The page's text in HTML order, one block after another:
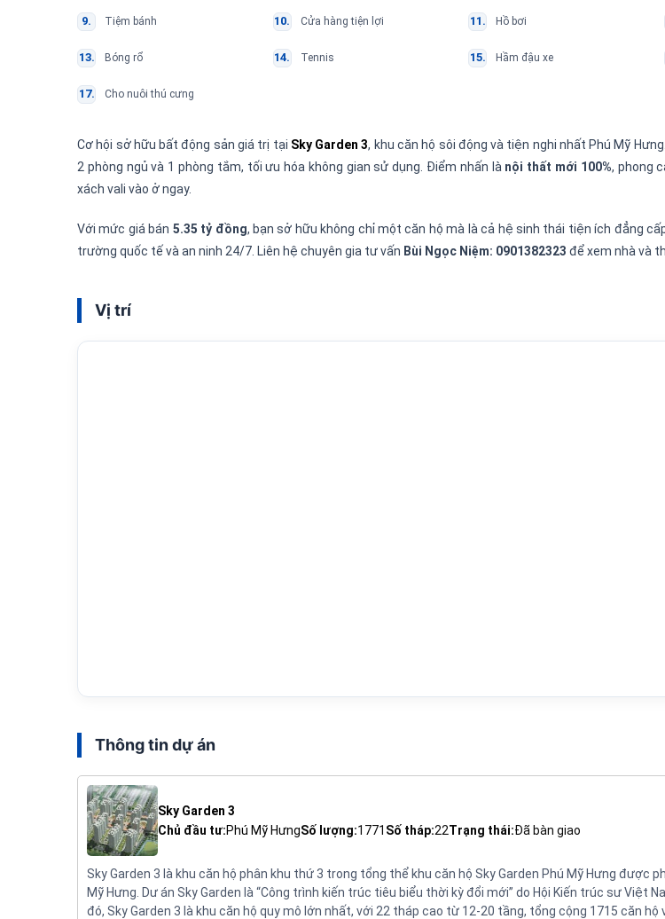
Tiệm bánh Cửa hàng tiện lợi Hồ bơi
Bóng rổ Tennis Hầm đậu xe
Cho nuôi thú cưng
Cơ hội sở hữu bất động sản giá trị tại Sky Garden 3, khu căn hộ sôi động và tiện nghi nhất Phú Mỹ
2 phòng ngủ và 1 phòng tắm, tối ưu hóa không gian sử dụng. Điểm nhấn là nội thất mới 100%, phong
xách vali vào ở ngay.
Với mức giá bán 5.35 tỷ đồng, bạn sở hữu không chỉ một căn hộ mà là cả hệ sinh thái tiện ích đẳng
trường quốc tế và an ninh 24/7. Liên hệ chuyên gia tư vấn Bùi Ngọc Niệm: 0901382323 để xem nhà và
Vị trí
Thông tin dự án
Sky Garden 3
Chủ đầu tư:Phú Mỹ HưngSố lượng:1771 Số tháp:22Trạng thái:Đã bàn giao
Sky Garden 3 là khu căn hộ phân khu thứ 3 trong tổng thể khu căn hộ Sky Garden Phú Mỹ Hưng được
Mỹ Hưng. Dư án Sky Garden là “Công trình kiến trúc tiêu biểu thời kỳ đổi mới” do Hội Kiến trúc sư Việt
đó, Sky Garden 3 là khu căn hộ quy mô lớn nhất, với 22 tháp cao từ 12-20 tầng, tổng cộng 1715 căn hộ